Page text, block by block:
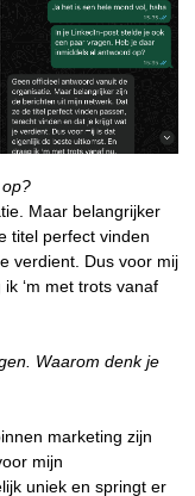
Maar belangrijker
titel perfect vinden
verdient. Dus voor mij
‘m met trots vanaf
Waarom denk je
marketing zijn
mijn
uniek en springt er